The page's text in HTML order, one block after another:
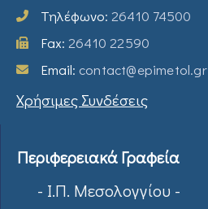
Τηλέφωνο: 26410 74500
Fax: 26410 22590
Email: contact@epimetol.gr
Χρήσιμες Συνδέσεις
Περιφερειακά Γραφεία
- Ι.Π. Μεσολογγίου -